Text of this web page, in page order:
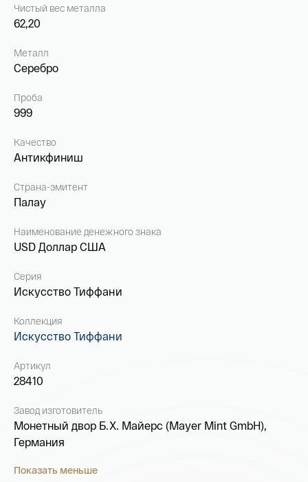
Чистый вес металла
62,20
Металл
Серебро
Проба
999
Качество
Антикфиниш
Страна-эмитент
Палау
Наименование денежного знака
USD Доллар США
Серия
Искусство Тиффани
Коллекция
Искусство Тиффани
Артикул
28410
Завод изготовитель
Монетный двор Б.Х. Майерс (Mayer Mint GmbH),
Германия
Показать меньше